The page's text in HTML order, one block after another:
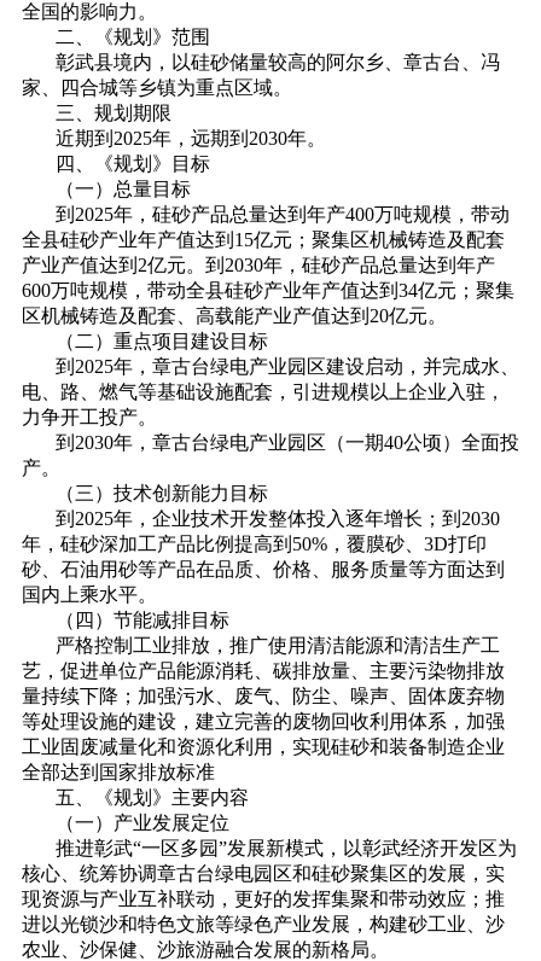
全国的影响力。
二、《规划》范围
彰武县境内，以硅砂储量较高的阿尔乡、章古台、冯
家、四合城等乡镇为重点区域。
三、规划期限
近期到2025年，远期到2030年。
四、《规划》目标
（一）总量目标
到2025年，硅砂产品总量达到年产400万吨规模，带动
全县硅砂产业年产值达到15亿元；聚集区机械铸造及配套
产业产值达到2亿元。到2030年，硅砂产品总量达到年产
600万吨规模，带动全县硅砂产业年产值达到34亿元；聚集
区机械铸造及配套、高载能产业产值达到20亿元。
（二）重点项目建设目标
到2025年，章古台绿电产业园区建设启动，并完成水、
电、路、燃气等基础设施配套，引进规模以上企业入驻，
力争开工投产。
到2030年，章古台绿电产业园区（一期40公顷）全面投
产。
（三） 技术创新能力目标
到2025年，企业技术开发整体投入逐年增长；到2030
年，硅砂深加工产品比例提高到50%，覆膜砂、3D打印
砂、石油用砂等产品在品质、价格、服务质量等方面达到
国内上乘水平。
（四）节能减排目标
严格控制工业排放，推广使用清洁能源和清洁生产工
艺，促进单位产品能源消耗、碳排放量、主要污染物排放
量持续下降；加强污水、废气、防尘、噪声、固体废弃物
等处理设施的建设，建立完善的废物回收利用体系，加强
工业固废减量化和资源化利用，实现硅砂和装备制造企业
全部达到国家排放标准
五、《规划》主要内容
（一）产业发展定位
推进彰武“一区多园”发展新模式，以彰武经济开发区为
核心、统筹协调章古台绿电园区和硅砂聚集区的发展，实
现资源与产业互补联动，更好的发挥集聚和带动效应；推
进以光锁沙和特色文旅等绿色产业发展，构建砂工业、沙
农业、沙保健、沙旅游融合发展的新格局。